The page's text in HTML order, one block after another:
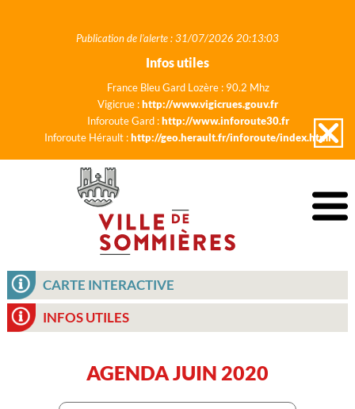
Publication de l'alerte : 31/07/2026 20:13:03
Infos utiles
France Bleu Gard Lozère : 90.2 Mhz
Vigicrue :http://www.vigicrues.gouv.fr
Inforoute Gard :http://www.inforoute30.fr
Inforoute Hérault :http://geo.herault.fr/inforoute/index.html
CARTE INTERACTIVE
INFOS UTILES
AGENDA JUIN 2020